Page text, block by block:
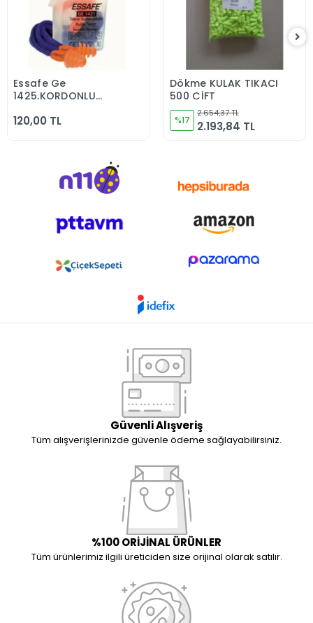
Sepete Ekle
Essafe Ge
1425,KORDONLU
Önleyici Tıkaçı 10
120,00 TL
Sepete Ekle
Dökme KULAK TIKACI
500 ÇİFT
%17
2.654,37 TL
2.193,84 TL
Güvenli Alışveriş
Tüm alışverişlerinizde güvenle ödeme sağlayabilirsiniz.
%100 ORİJİNAL ÜRÜNLER
Tüm ürünlerimiz ilgili üreticiden size orijinal olarak satılır.